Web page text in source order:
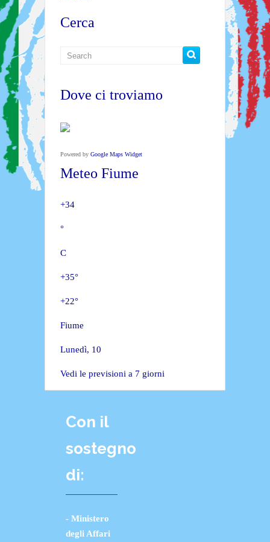
Cerca
Dove ci troviamo
Powered by Google Maps Widget
Meteo Fiume
+34
°
C
+35°
+22°
Fiume
Lunedì, 10
Vedi le previsioni a 7 giorni
Con il
sostegno
di:
- Ministero
degli Affari